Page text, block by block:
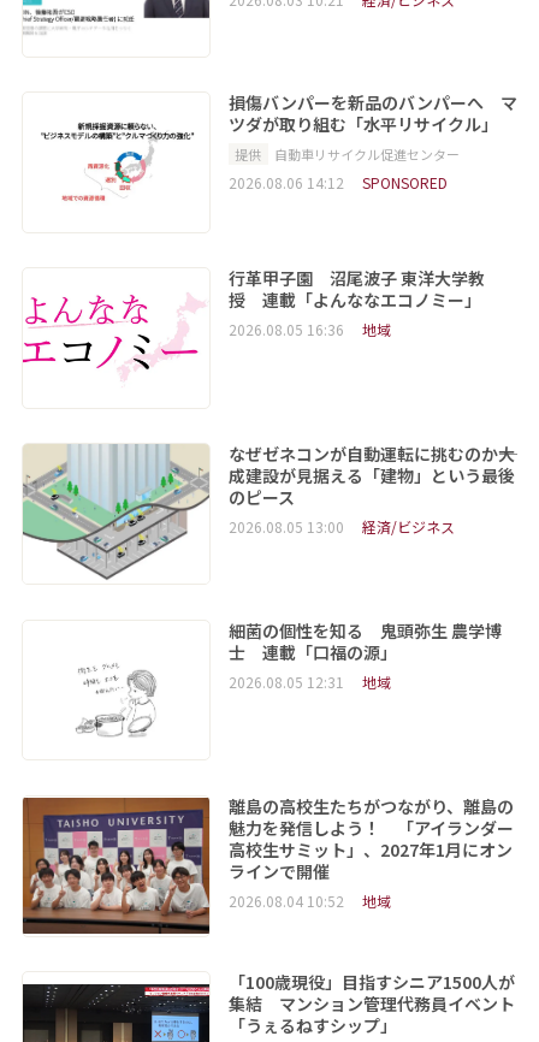
損傷バンパーを新品のバンパーへ マ
ツダが取り組む「水平リサイクル」
提供 自動車リサイクル促進センター
2026.08.06 14:12 SPONSORED
行革甲子園 沼尾波子 東洋大学教
授 連載「よんななエコノミー」
2026.08.05 16:36 地域
なぜゼネコンが自動運転に挑むのか――大
成建設が見据える「建物」という最後
のピース
2026.08.05 13:00 経済/ビジネス
細菌の個性を知る 鬼頭弥生 農学博
士 連載「口福の源」
2026.08.05 12:31 地域
離島の高校生たちがつながり、離島の
魅力を発信しよう！ 「アイランダー
高校生サミット」、2027年1月にオン
ラインで開催
2026.08.04 10:52 地域
「100歳現役」目指すシニア1500人が
集結 マンション管理代務員イベント
「うぇるねすシップ」